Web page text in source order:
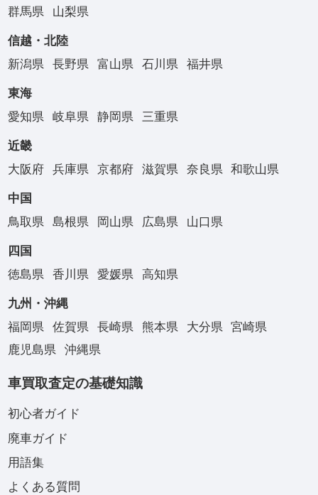
群馬県
山梨県
信越・北陸
新潟県
長野県 富山県 石川県 福井県
東海
愛知県
岐阜県 静岡県 三重県
近畿
大阪府
兵庫県 京都府 滋賀県 奈良県 和歌山県
中国
鳥取県
島根県 岡山県 広島県 山口県
四国
徳島県
香川県 愛媛県 高知県
九州・沖縄
福岡県
佐賀県 長崎県 熊本県 大分県
宮崎県
鹿児島県
沖縄県
車買取査定の基礎知識
初心者ガイド
廃車ガイド
用語集
よくある質問